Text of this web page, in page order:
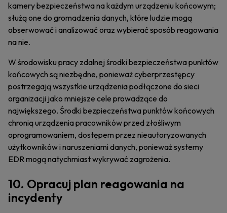
kamery bezpieczeństwa na każdym urządzeniu końcowym;
służą one do gromadzenia danych, które ludzie mogą
obserwować i analizować oraz wybierać sposób reagowania
na nie.
W środowisku pracy zdalnej środki bezpieczeństwa punktów
końcowych są niezbędne, ponieważ cyberprzestępcy
postrzegają wszystkie urządzenia podłączone do sieci
organizacji jako mniejsze cele prowadzące do
największego. Środki bezpieczeństwa punktów końcowych
chronią urządzenia pracowników przed złośliwym
oprogramowaniem, dostępem przez nieautoryzowanych
użytkowników i naruszeniami danych, ponieważ systemy
EDR mogą natychmiast wykrywać zagrożenia.
10. Opracuj plan reagowania na
incydenty